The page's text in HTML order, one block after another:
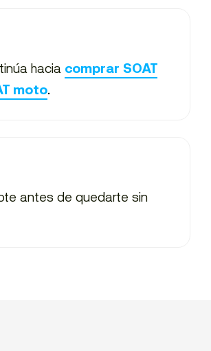
hacia comprar SOAT
moto.
antes de quedarte sin